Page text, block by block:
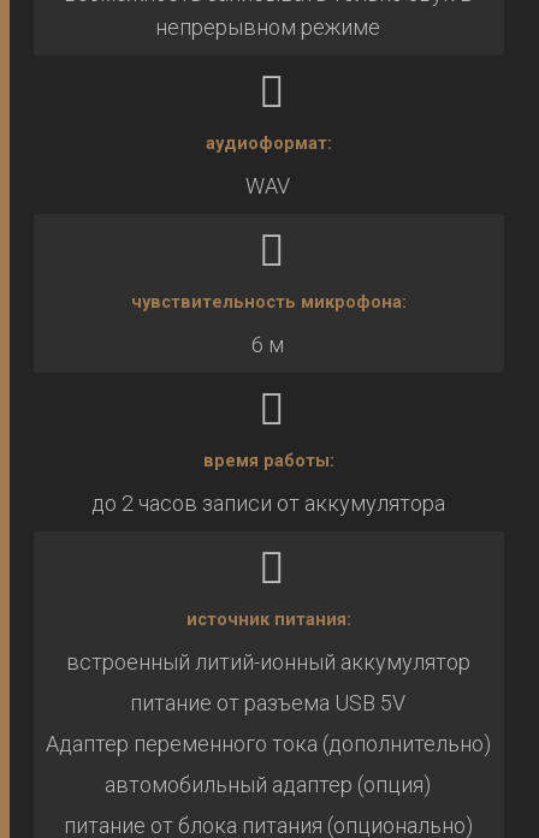
непрерывном режиме
аудиоформат:
WAV
чувствительность микрофона:
6 м
время работы:
до 2 часов записи от аккумулятора
источник питания:
встроенный литий-ионный аккумулятор
питание от разъема USB 5V
Адаптер переменного тока (дополнительно)
автомобильный адаптер (опция)
питание от блока питания (опционально)